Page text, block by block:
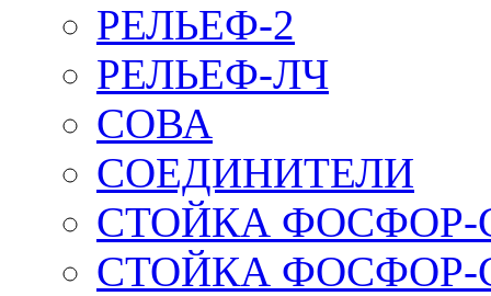
РЕЛЬЕФ-2
РЕЛЬЕФ-ЛЧ
СОВА
СОЕДИНИТЕЛИ
СТОЙКА ФОСФОР-
СТОЙКА ФОСФОР-